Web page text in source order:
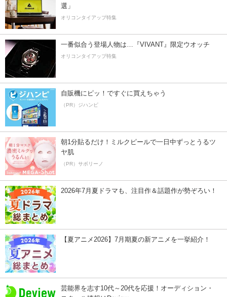
選」
オリコンタイアップ特集
一番似合う登場人物は…『VIVANT』限定ウオッチ
オリコンタイアップ特集
自販機にピッ！ですぐに買えちゃう
（PR）ジハンピ
朝1分貼るだけ！ミルクピールで一日中ずっとうるツ
ヤ肌
（PR）サボリーノ
2026年7月夏ドラマも、注目作＆話題作が勢ぞろい！
【夏アニメ2026】7月期夏の新アニメを一挙紹介！
芸能界を志す10代～20代を応援！オーディション・